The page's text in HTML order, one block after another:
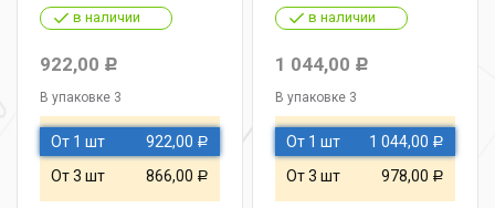
в наличии
922,00 Р
В упаковке 3
От 1 шт 922,00 Р
От 3 шт 866,00 Р
в наличии
1 044,00 Р
В упаковке 3
От 1 шт 1 044,00 Р
От 3 шт 978,00 Р